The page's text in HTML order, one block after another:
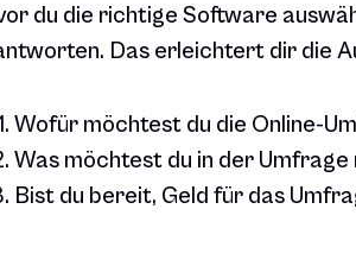
du die richtige Software
Das erleichtert dir die
Wofür möchtest du die Online-
Was möchtest du in der Umfrage
Bist du bereit, Geld für das